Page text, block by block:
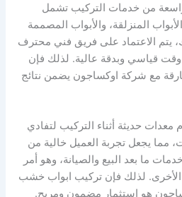
من خدمات التركيب تشمل
المنزلقة، والأبواب المصممة
يتم الاعتماد على فريق فني محترف
وقت قياسي وبدقة عالية. لذلك فإن
مع شركة اوكساجون يضمن نتائج
معدات حديثة أثناء التركيب لتفادي
مما يجعل تجربة العميل خالية من
ما بعد البيع والصيانة، وهو أمر
الأخرى. لذلك فإن تركيب ابواب خشب
هو استثمار مضمون ومريح.